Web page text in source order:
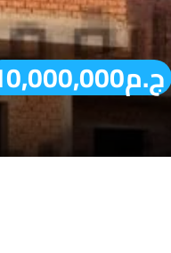
ج.م10,000,000